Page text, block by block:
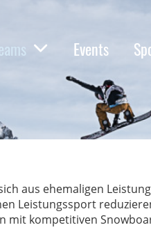
Events
aus ehemaligen
Leistungssport
mit kompetitiven